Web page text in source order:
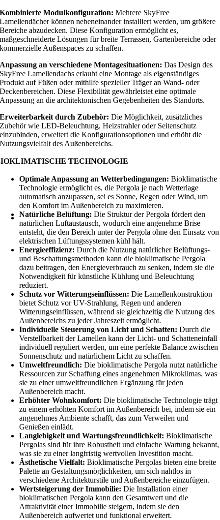
Kombinierte Modulkonfiguration: Mehrere SkyFree
Lamellendächer können nebeneinander installiert werden, um größere
Bereiche abzudecken. Diese Konfiguration ermöglicht es,
maßgeschneiderte Lösungen für breite Terrassen, Gartenbereiche oder
kommerzielle Außenspaces zu schaffen.
Anpassung an verschiedene Montagesituationen: Das Design des
SkyFree Lamellendachs erlaubt eine Montage als eigenständiges
Produkt auf Füßen oder mithilfe spezieller Träger an Wand- oder
Deckenbereichen. Diese Flexibilität gewährleistet eine optimale
Anpassung an die architektonischen Gegebenheiten des Standorts.
Erweiterbarkeit durch Zubehör: Die Möglichkeit, zusätzliches
Zubehör wie LED-Beleuchtung, Heizstrahler oder Seitenschutz
einzubinden, erweitert die Konfigurationsoptionen und erhöht die
Nutzungsvielfalt des Außenbereichs.
TECHNOLOGIE
Optimale Anpassung an Wetterbedingungen: Bioklimatische
Technologie ermöglicht es, die Pergola je nach Wetterlage
automatisch anzupassen, sei es Sonne, Regen oder Wind, um
den Komfort im Außenbereich zu maximieren.
Natürliche Belüftung: Die Struktur der Pergola fördert den
natürlichen Luftaustausch, wodurch eine angenehme Brise
entsteht, die den Bereich unter der Pergola ohne den Einsatz von
elektrischen Lüftungssystemen kühl hält.
Energieeffizienz: Durch die Nutzung natürlicher Belüftungs-
und Beschattungsmethoden kann die bioklimatische Pergola
dazu beitragen, den Energieverbrauch zu senken, indem sie die
Notwendigkeit für künstliche Kühlung und Beleuchtung
reduziert.
Schutz vor Witterungseinflüssen: Die Lamellenkonstruktion
bietet Schutz vor UV-Strahlung, Regen und anderen
Witterungseinflüssen, während sie gleichzeitig die Nutzung des
Außenbereichs zu jeder Jahreszeit ermöglicht.
Individuelle Steuerung von Licht und Schatten: Durch die
Verstellbarkeit der Lamellen kann der Licht- und Schatteneinfall
individuell reguliert werden, um eine perfekte Balance zwischen
Sonnenschutz und natürlichem Licht zu schaffen.
Umweltfreundlich: Die bioklimatische Pergola nutzt natürliche
Ressourcen zur Schaffung eines angenehmen Mikroklimas, was
sie zu einer umweltfreundlichen Ergänzung für jeden
Außenbereich macht.
Erhöhter Wohnkomfort: Die bioklimatische Technologie trägt
zu einem erhöhten Komfort im Außenbereich bei, indem sie ein
angenehmes Ambiente schafft, das zum Verweilen und
Genießen einlädt.
Langlebigkeit und Wartungsfreundlichkeit: Bioklimatische
Pergolas sind für ihre Robustheit und einfache Wartung bekannt,
was sie zu einer langfristig wertvollen Investition macht.
Ästhetische Vielfalt: Bioklimatische Pergolas bieten eine breite
Palette an Gestaltungsmöglichkeiten, um sich nahtlos in
verschiedene Architekturstile und Außenbereiche einzufügen.
Wertsteigerung der Immobilie: Die Installation einer
bioklimatischen Pergola kann den Gesamtwert und die
Attraktivität einer Immobilie steigern, indem sie den
Außenbereich aufwertet und funktional erweitert.